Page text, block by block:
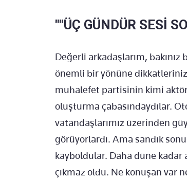
""ÜÇ GÜNDÜR SESİ
Değerli arkadaşlarım,
önemli bir yönüne
muhalefet partisinin kimi
oluşturma çabasındaydılar.
vatandaşlarımız üzerinden
görüyorlardı. Ama sandık
kayboldular. Daha düne kadar
çıkmaz oldu. Ne konuşan var